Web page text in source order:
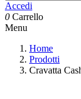
Accedi
0 Carrello
Menu
Home
Prodotti
Cravatta